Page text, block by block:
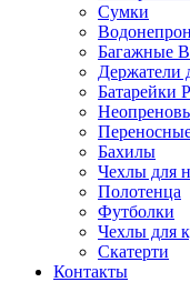
Сумки
Багажные
Держатели
Батарейки
Бахилы
Чехлы для
Полотенца
Футболки
Чехлы для
Скатерти
Контакты